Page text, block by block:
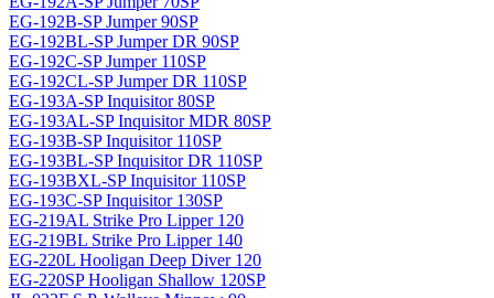
EG-192B-SP Jumper 90SP
EG-192BL-SP Jumper DR 90SP
EG-192C-SP Jumper 110SP
EG-192CL-SP Jumper DR 110SP
EG-193A-SP Inquisitor 80SP
EG-193AL-SP Inquisitor MDR 80SP
EG-193B-SP Inquisitor 110SP
EG-193BL-SP Inquisitor DR 110SP
EG-193BXL-SP Inquisitor 110SP
EG-193C-SP Inquisitor 130SP
EG-219AL Strike Pro Lipper 120
EG-219BL Strike Pro Lipper 140
EG-220L Hooligan Deep Diver 120
EG-220SP Hooligan Shallow 120SP